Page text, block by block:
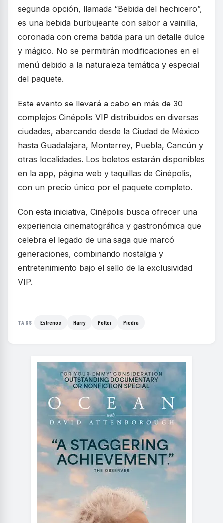
segunda opción, llamada “Bebida del hechicero”,
es una bebida burbujeante con sabor a vainilla,
coronada con crema batida para un detalle dulce
y mágico. No se permitirán modificaciones en el
menú debido a la naturaleza temática y especial
del paquete.
Este evento se llevará a cabo en más de 30
complejos Cinépolis VIP distribuidos en diversas
ciudades, abarcando desde la Ciudad de México
hasta Guadalajara, Monterrey, Puebla, Cancún y
otras localidades. Los boletos estarán disponibles
en la app, página web y taquillas de Cinépolis,
con un precio único por el paquete completo.
Con esta iniciativa, Cinépolis busca ofrecer una
experiencia cinematográfica y gastronómica que
celebra el legado de una saga que marcó
generaciones, combinando nostalgia y
entretenimiento bajo el sello de la exclusividad
VIP.
TAGS Estrenos Harry Potter Piedra